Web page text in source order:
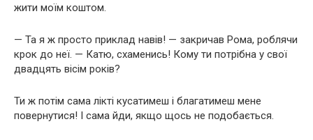
жити моїм коштом.
— Та я ж просто приклад навів! — закричав Рома, роблячи
крок до неї. — Катю, схаменись! Кому ти потрібна у свої
двадцять вісім років?
Ти ж потім сама лікті кусатимеш і благатимеш мене
повернутися! І сама йди, якщо щось не подобається.